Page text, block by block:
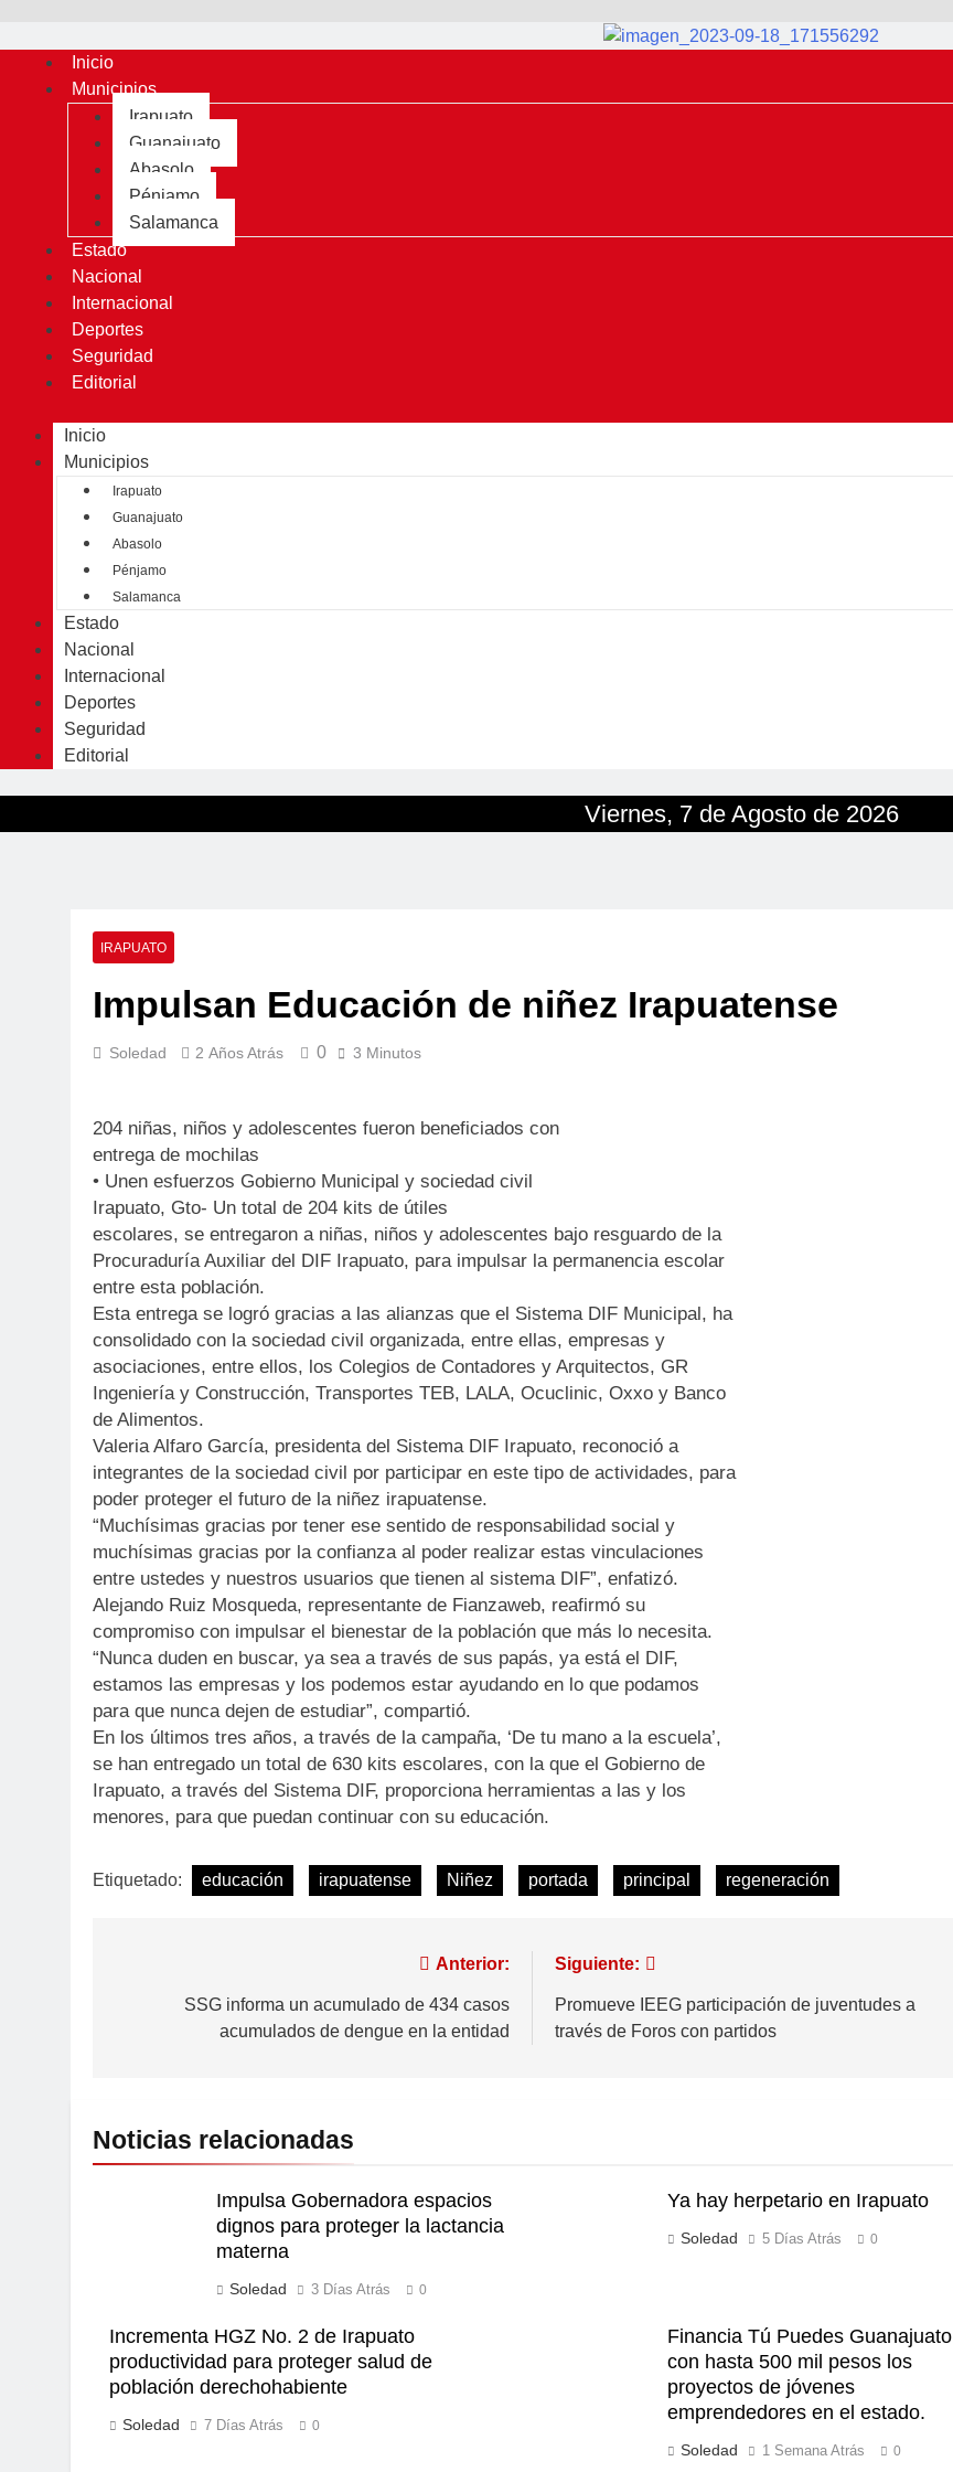
Inicio
Municipios
Irapuato
Guanajuato
Abasolo
Pénjamo
Salamanca
Estado
Nacional
Internacional
Deportes
Seguridad
Editorial
Inicio
Municipios
Irapuato
Guanajuato
Abasolo
Pénjamo
Salamanca
Estado
Nacional
Internacional
Deportes
Seguridad
Editorial
Viernes, 7 de Agosto de 2026
IRAPUATO
Impulsan Educación de niñez Irapuatense
Soledad 2 Años Atrás 0 3 Minutos
204 niñas, niños y adolescentes fueron beneficiados con
entrega de mochilas
• Unen esfuerzos Gobierno Municipal y sociedad civil
Irapuato, Gto- Un total de 204 kits de útiles
escolares, se entregaron a niñas, niños y adolescentes bajo resguardo de la
Procuraduría Auxiliar del DIF Irapuato, para impulsar la permanencia escolar
entre esta población.
Esta entrega se logró gracias a las alianzas que el Sistema DIF Municipal, ha
consolidado con la sociedad civil organizada, entre ellas, empresas y
asociaciones, entre ellos, los Colegios de Contadores y Arquitectos, GR
Ingeniería y Construcción, Transportes TEB, LALA, Ocuclinic, Oxxo y Banco
de Alimentos.
Valeria Alfaro García, presidenta del Sistema DIF Irapuato, reconoció a
integrantes de la sociedad civil por participar en este tipo de actividades, para
poder proteger el futuro de la niñez irapuatense.
“Muchísimas gracias por tener ese sentido de responsabilidad social y
muchísimas gracias por la confianza al poder realizar estas vinculaciones
entre ustedes y nuestros usuarios que tienen al sistema DIF”, enfatizó.
Alejando Ruiz Mosqueda, representante de Fianzaweb, reafirmó su
compromiso con impulsar el bienestar de la población que más lo necesita.
“Nunca duden en buscar, ya sea a través de sus papás, ya está el DIF,
estamos las empresas y los podemos estar ayudando en lo que podamos
para que nunca dejen de estudiar”, compartió.
En los últimos tres años, a través de la campaña, ‘De tu mano a la escuela’,
se han entregado un total de 630 kits escolares, con la que el Gobierno de
Irapuato, a través del Sistema DIF, proporciona herramientas a las y los
menores, para que puedan continuar con su educación.
Etiquetado: educación irapuatense Niñez portada principal regeneración
Anterior:
SSG informa un acumulado de 434 casos
acumulados de dengue en la entidad
Siguiente:
Promueve IEEG participación de juventudes a
través de Foros con partidos
Noticias relacionadas
Impulsa Gobernadora espacios
dignos para proteger la lactancia
materna
Soledad 3 Días Atrás 0
Ya hay herpetario en Irapuato
Soledad 5 Días Atrás 0
Incrementa HGZ No. 2 de Irapuato
productividad para proteger salud de
población derechohabiente
Soledad 7 Días Atrás 0
Financia Tú Puedes Guanajuato
con hasta 500 mil pesos los
proyectos de jóvenes
emprendedores en el estado.
Soledad 1 Semana Atrás 0